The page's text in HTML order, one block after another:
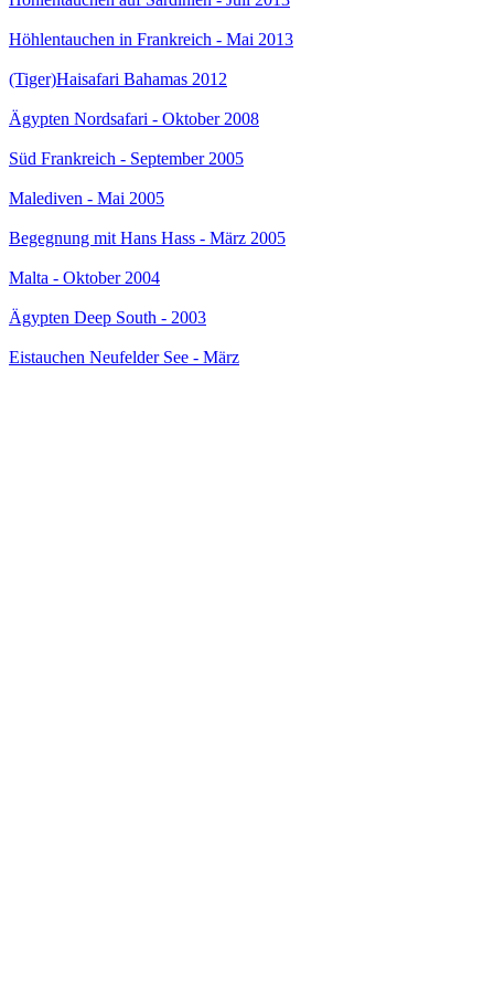
Höhlentauchen in Frankreich - Mai 2013
(Tiger)Haisafari Bahamas 2012
Ägypten Nordsafari - Oktober 2008
Süd Frankreich - September 2005
Malediven - Mai 2005
Begegnung mit Hans Hass - März 2005
Malta - Oktober 2004
Ägypten Deep South - 2003
Eistauchen Neufelder See - März